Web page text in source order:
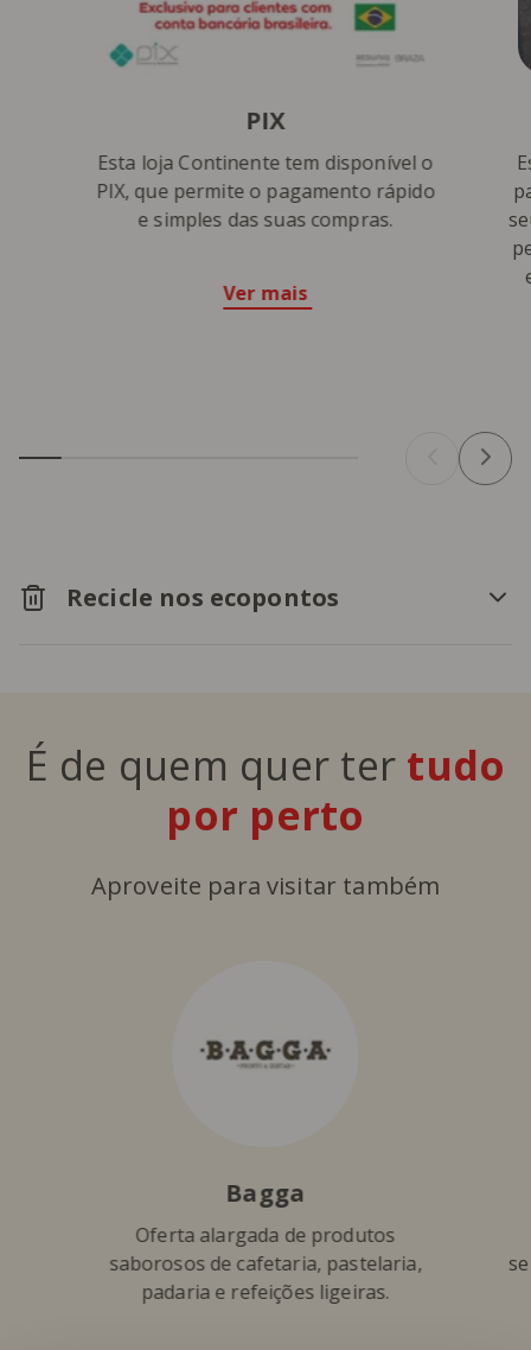
PIX
Esta loja Continente tem disponível o
PIX, que permite o pagamento rápido
e simples das suas compras.
Ver mais
Recicle nos ecopontos
É de quem quer ter tudo
por perto
Aproveite para visitar também
Bagga
Oferta alargada de produtos
saborosos de cafetaria, pastelaria,
padaria e refeições ligeiras.